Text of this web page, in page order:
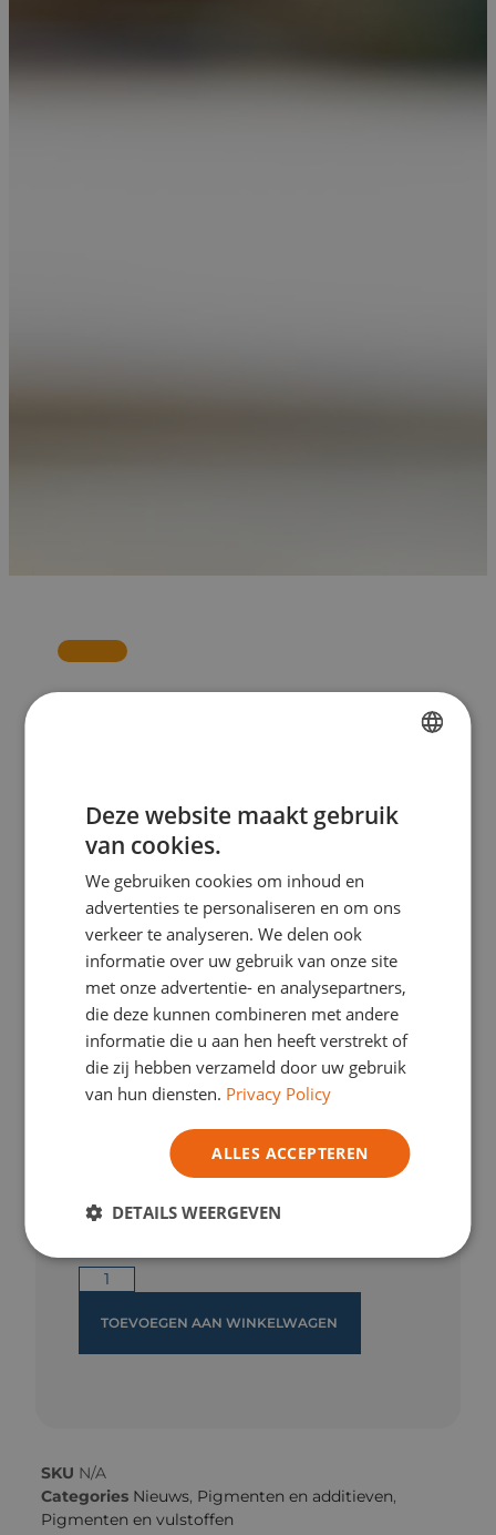
Apd :€ 6,11TVA Incl.
Lees meer
Verdien1loyaliteitspunten met
deze aankoop.
Color
TOEVOEGEN AAN WINKELWAGEN
SKU N/A
Categories Nieuws, Pigmenten en additieven,
Pigmenten en vulstoffen
DUTCH
Deze website maakt gebruik
van cookies.
We gebruiken cookies om inhoud en
advertenties te personaliseren en om ons
verkeer te analyseren. We delen ook
informatie over uw gebruik van onze site
met onze advertentie- en analysepartners,
die deze kunnen combineren met andere
informatie die u aan hen heeft verstrekt of
die zij hebben verzameld door uw gebruik
van hun diensten. Privacy Policy
ALLES ACCEPTEREN
DETAILS WEERGEVEN